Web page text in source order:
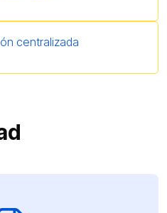
centralizada